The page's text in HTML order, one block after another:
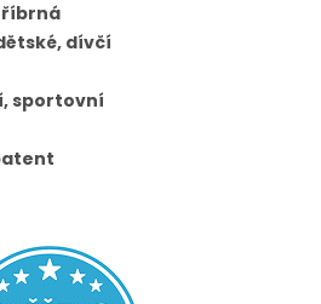
dívčí
sportovní